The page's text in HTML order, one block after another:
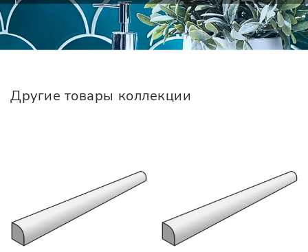
Другие товары коллекции